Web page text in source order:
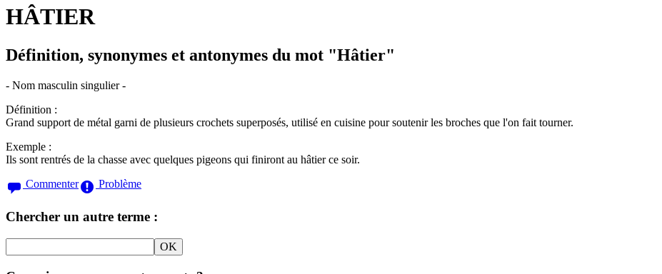
HÂTIER
Définition, synonymes et antonymes du mot "Hâtier"
- Nom masculin singulier -
Définition :
Grand support de métal garni de plusieurs crochets superposés, utilisé en cuisine pour soutenir les broches que l'on fait tourner.
Exemple :
Ils sont rentrés de la chasse avec quelques pigeons qui finiront au hâtier ce soir.
Commenter
Problème
Chercher un autre terme :